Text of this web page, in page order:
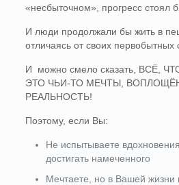
«несбыточном», прогресс стоял
И люди продолжали бы жить в
отличаясь от своих первобытных
И можно смело сказать, ВСЁ,
ЭТО ЧЬИ-ТО МЕЧТЫ,
РЕАЛЬНОСТЬ!
Поэтому, если Вы:
Не испытываете
достигать намеченного
Мечтаете, но в Вашей жизни